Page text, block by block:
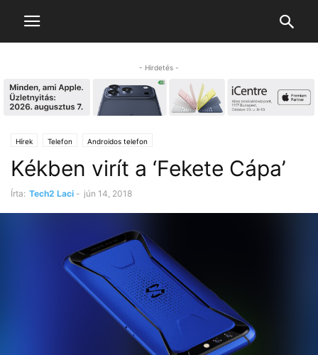
- Hirdetés -
Hírek Telefon Androidos telefon
Kékben virít a ‘Fekete Cápa’
Írta: Tech2 Laci - jún 14, 2018